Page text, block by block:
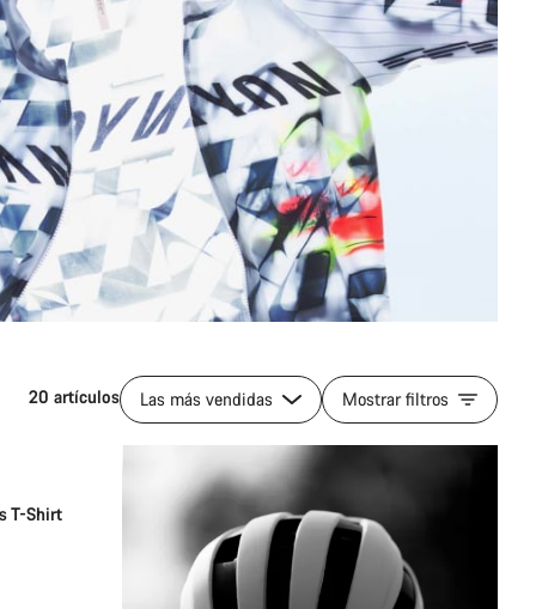
20 artículos Las más vendidas Mostrar filtros
T-Shirt